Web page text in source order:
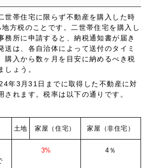
世帯住宅に限らず不動産を購入した時
地方税のことです。二世帯住宅を購入し
務所に申請すると、納税通知書が届き
送は、各自治体によって送付のタイミ
購入から数ヶ月を目安に納めるべき税
しょう。
年3月31日までに取得した不動産に対
されます。税率は以下の通りです。
土地 家屋（住宅） 家屋（非住宅）
3% 4％